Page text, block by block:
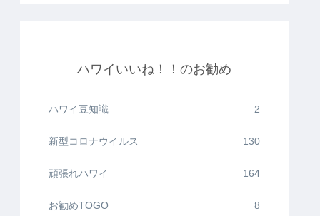
ハワイいいね！！のお勧め
ハワイ豆知識 2
新型コロナウイルス 130
頑張れハワイ 164
お勧めTOGO 8